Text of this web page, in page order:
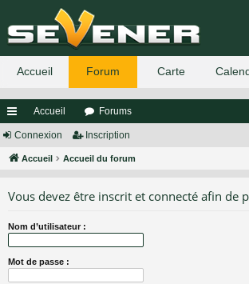
ac
co
s
Accueil Forums
Connexion Inscription
Accueil Accueil du forum
Vous devez être inscrit et connecté afin de
Nom d’utilisateur :
Mot de passe :